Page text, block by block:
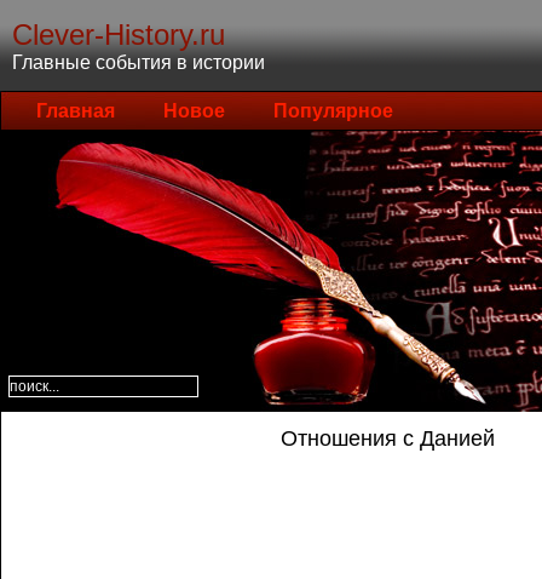
Clever-History.ru
Главные события в истории
Главная Новое Популярное
Отношения с Данией